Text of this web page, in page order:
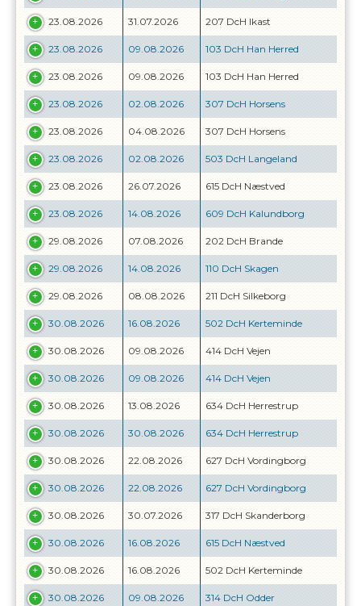
23.08.2026 31.07.2026 207 DcH Ikast
23.08.2026 09.08.2026 103 DcH Han Herred
23.08.2026 09.08.2026 103 DcH Han Herred
23.08.2026 02.08.2026 307 DcH Horsens
23.08.2026 04.08.2026 307 DcH Horsens
23.08.2026 02.08.2026 503 DcH Langeland
23.08.2026 26.07.2026 615 DcH Næstved
23.08.2026 14.08.2026 609 DcH Kalundborg
29.08.2026 07.08.2026 202 DcH Brande
29.08.2026 14.08.2026 110 DcH Skagen
29.08.2026 08.08.2026 211 DcH Silkeborg
30.08.2026 16.08.2026 502 DcH Kerteminde
30.08.2026 09.08.2026 414 DcH Vejen
30.08.2026 09.08.2026 414 DcH Vejen
30.08.2026 13.08.2026 634 DcH Herrestrup
30.08.2026 30.08.2026 634 DcH Herrestrup
30.08.2026 22.08.2026 627 DcH Vordingborg
30.08.2026 22.08.2026 627 DcH Vordingborg
30.08.2026 30.07.2026 317 DcH Skanderborg
30.08.2026 16.08.2026 615 DcH Næstved
30.08.2026 16.08.2026 502 DcH Kerteminde
30.08.2026 09.08.2026 314 DcH Odder